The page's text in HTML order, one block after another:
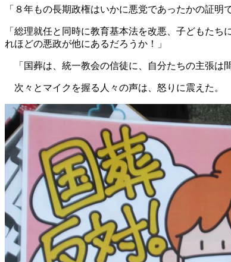
「８年もの長期政権はいかに悪党であったかの証明
「総理就任と同時に教育基本法を改悪、子どもた
れほどの悪政が他にあるだろうか！」
「国葬は、統一教会の信徒に、自分たちの主張は
次々とマイクを握る人々の声は、怒りに震えた。